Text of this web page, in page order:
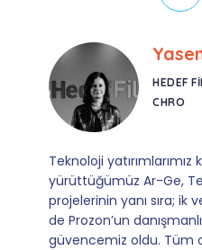
Bingöl
ve TÜBİTAK
mevzuat süreçlerinde
gücü en büyük
adımları